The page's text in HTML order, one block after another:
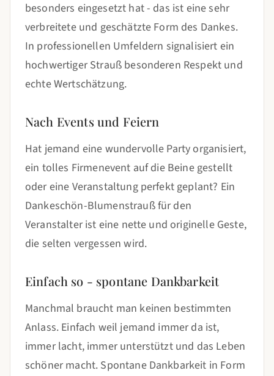
besonders eingesetzt hat - das ist eine sehr
verbreitete und geschätzte Form des Dankes.
In professionellen Umfeldern signalisiert ein
hochwertiger Strauß besonderen Respekt und
echte Wertschätzung.
Nach Events und Feiern
Hat jemand eine wundervolle Party organisiert,
ein tolles Firmenevent auf die Beine gestellt
oder eine Veranstaltung perfekt geplant? Ein
Dankeschön-Blumenstrauß für den
Veranstalter ist eine nette und originelle Geste,
die selten vergessen wird.
Einfach so - spontane Dankbarkeit
Manchmal braucht man keinen bestimmten
Anlass. Einfach weil jemand immer da ist,
immer lacht, immer unterstützt und das Leben
schöner macht. Spontane Dankbarkeit in Form